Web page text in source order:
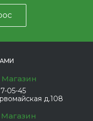
05-45
д.108